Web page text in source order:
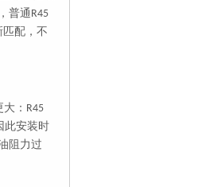
，普通 R45
匹配，不
大： R45
此安装时
阻力过